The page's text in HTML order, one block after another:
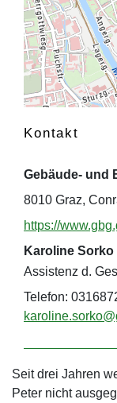
Kontakt
Gebäude- und
8010 Graz,
https://
Karoline Sorko
Assistenz d.
Telefon:
Seit drei Jahren
Peter nicht